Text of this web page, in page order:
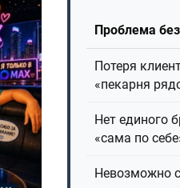
Проблема
Потеря
«пекарня
Нет единого
«сама по
Невозможно